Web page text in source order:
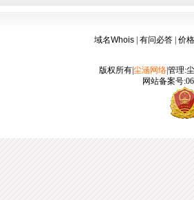
域名Whois 有问必答 价
版权所有|尘涵网络|管理:
网站备案号